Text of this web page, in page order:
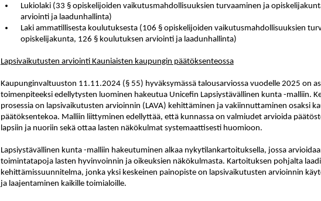
Lukiolaki (33 § opiskelijoiden vaikutusmahdollisuuksien turvaaminen ja
arviointi ja laadunhallinta)
Laki ammatillisesta koulutuksesta (106 § opiskelijoiden vaikutusmahdollisuuksien
opiskelijakunta, 126 § koulutuksen arviointi ja laadunhallinta)
Lapsivaikutusten arviointi Kauniaisten kaupungin päätöksenteossa
Kaupunginvaltuuston 11.11.2024 (§ 55) hyväksymässä talousarviossa vuodelle 2025 on
toimenpiteeksi edellytysten luominen hakeutua Unicefin Lapsiystävällinen kunta -malliin.
prosessia on lapsivaikutusten arvioinnin (LAVA) kehittäminen ja vakiinnuttaminen osaksi
päätöksentekoa. Malliin liittyminen edellyttää, että kunnassa on valmiudet arvioida
lapsiin ja nuoriin sekä ottaa lasten näkökulmat systemaattisesti huomioon.
Lapsiystävällinen kunta -malliin hakeutuminen alkaa nykytilankartoituksella, jossa
toimintatapoja lasten hyvinvoinnin ja oikeuksien näkökulmasta. Kartoituksen pohjalta
kehittämissuunnitelma, jonka yksi keskeinen painopiste on lapsivaikutusten arvioinnin
ja laajentaminen kaikille toimialoille.